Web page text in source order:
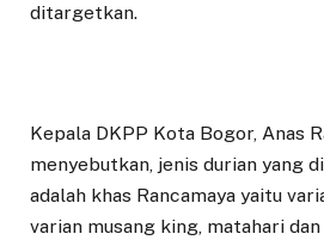
ditargetkan.
Kepala DKPP Kota Bogor, Anas
menyebutkan, jenis durian yang
adalah khas Rancamaya yaitu
varian musang king, matahari